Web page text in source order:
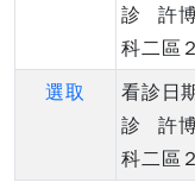
診 許
科二區
選取
看診日
診 許
科二區